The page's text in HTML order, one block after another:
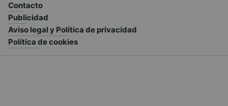
Contacto
Publicidad
Aviso legal y Política de privacidad
Política de cookies